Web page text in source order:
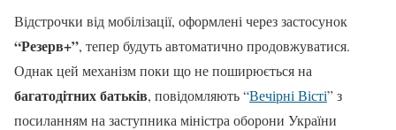
Відстрочки від мобілізації, оформлені через застосунок
“Резерв+”, тепер будуть автоматично продовжуватися.
Однак цей механізм поки що не поширюється на
багатодітних батьків, повідомляють “Вечірні Вісті” з
посиланням на заступника міністра оборони України